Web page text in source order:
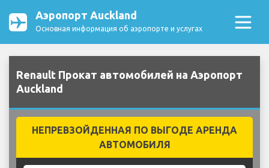
Аэропорт Auckland
Основная информация об аэропорте и услугах
Renault Прокат автомобилей на Аэропорт
Auckland
НЕПРЕВЗОЙДЕННАЯ ПО ВЫГОДЕ АРЕНДА
АВТОМОБИЛЯ